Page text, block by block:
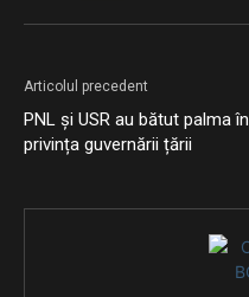
Articolul precedent
PNL și USR au bătut palma în
privința guvernării țării